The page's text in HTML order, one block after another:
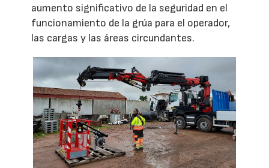
aumento significativo de la seguridad en el
funcionamiento de la grúa para el operador,
las cargas y las áreas circundantes.